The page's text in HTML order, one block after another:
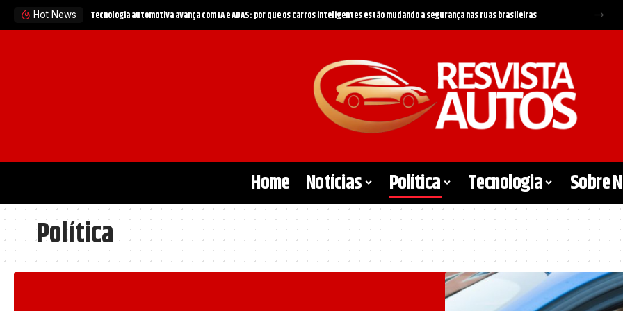
Hot News Política automotiva no Brasil entra em nova fase: como incentivos e regras do governo podem mudar o mercado de carros em 2026
Home Notícias Política Tecnologia Sobre
Política